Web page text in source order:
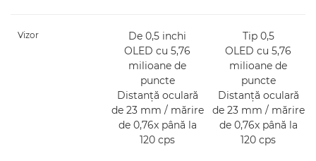
Vizor
De 0,5 inchi
OLED cu 5,76
milioane de
puncte
Distanţă oculară
de 23 mm / mărire
de 0,76x până la
120 cps
Tip 0,5
OLED cu 5,76
milioane de
puncte
Distanţă oculară
de 23 mm / mărire
de 0,76x până la
120 cps